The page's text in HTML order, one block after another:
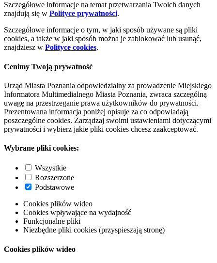
Szczegółowe informacje na temat przetwarzania Twoich danych
znajdują się w Polityce prywatności.
Szczegółowe informacje o tym, w jaki sposób używane są pliki
cookies, a także w jaki sposób można je zablokować lub usunąć,
znajdziesz w Polityce cookies.
Cenimy Twoją prywatność
Urząd Miasta Poznania odpowiedzialny za prowadzenie Miejskiego
Informatora Multimedialnego Miasta Poznania, zwraca szczególną
uwagę na przestrzeganie prawa użytkowników do prywatności.
Prezentowana informacja poniżej opisuje za co odpowiadają
poszczególne cookies. Zarządzaj swoimi ustawieniami dotyczącymi
prywatności i wybierz jakie pliki cookies chcesz zaakceptować.
Wybrane pliki cookies:
Wszystkie
Rozszerzone
Podstawowe
Cookies plików wideo
Cookies wpływające na wydajność
Funkcjonalne pliki
Niezbędne pliki cookies (przyspieszają stronę)
Cookies plików wideo